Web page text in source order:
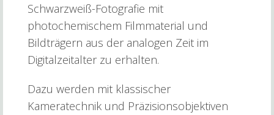
Schwarzweiß-Fotografie mit
photochemischem Filmmaterial und
Bildträgern aus der analogen Zeit im
Digitalzeitalter zu erhalten.
Dazu werden mit klassischer
Kameratechnik und Präzisionsobjektiven